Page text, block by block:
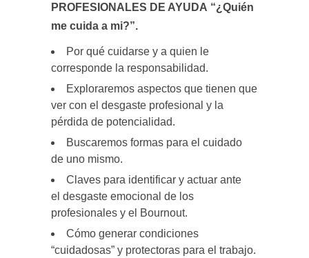
PROFESIONALES DE AYUDA “¿Quién
me cuida a mi?”.
Por qué cuidarse y a quien le
corresponde la responsabilidad.
Exploraremos aspectos que tienen que
ver con el desgaste profesional y la
pérdida de potencialidad.
Buscaremos formas para el cuidado
de uno mismo.
Claves para identificar y actuar ante
el desgaste emocional de los
profesionales y el Bournout.
Cómo generar condiciones
“cuidadosas” y protectoras para el trabajo.